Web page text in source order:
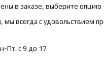
в заказе, выберите
мы всегда с удовольствием
Пт. с 9 до 17